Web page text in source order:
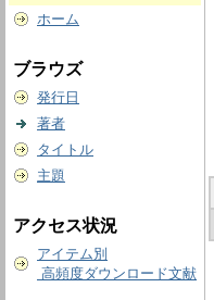
ホーム
ブラウズ
発行日
著者
タイトル
主題
アクセス状況
アイテム別
高頻度ダウンロード文献